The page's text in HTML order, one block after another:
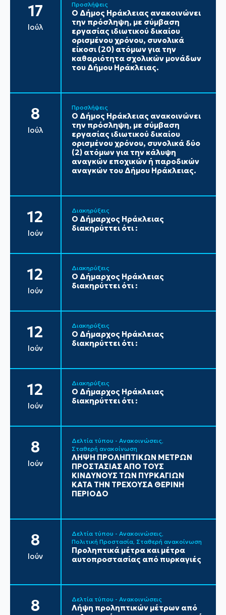
17
Ιούλ
Προσλήψεις
Ο Δήμος Ηράκλειας ανακοινώνει
την πρόσληψη, με σύμβαση
εργασίας ιδιωτικού δικαίου
ορισμένου χρόνου, συνολικά
είκοσι (20) ατόμων για την
καθαριότητα σχολικών μονάδων
του Δήμου Ηράκλειας.
8
Ιούλ
Προσλήψεις
Ο Δήμος Ηράκλειας ανακοινώνει
την πρόσληψη, με σύμβαση
εργασίας ιδιωτικού δικαίου
ορισμένου χρόνου, συνολικά δύο
(2) ατόμων για την κάλυψη
αναγκών εποχικών ή παροδικών
αναγκών του Δήμου Ηράκλειας.
12
Ιούν
Διακηρύξεις
Ο Δήμαρχος Ηράκλειας
διακηρύττει ότι :
12
Ιούν
Διακηρύξεις
Ο Δήμαρχος Ηράκλειας
διακηρύττει ότι :
12
Ιούν
Διακηρύξεις
Ο Δήμαρχος Ηράκλειας
διακηρύττει ότι :
12
Ιούν
Διακηρύξεις
Ο Δήμαρχος Ηράκλειας
διακηρύττει ότι :
8
Ιούν
Δελτία τύπου - Ανακοινώσεις
Σταθερή ανακοίνωση
ΛΗΨΗ ΠΡΟΛΗΠΤΙΚΩΝ ΜΕΤΡΩΝ
ΠΡΟΣΤΑΣΙΑΣ ΑΠΟ ΤΟΥΣ
ΚΙΝΔΥΝΟΥΣ ΤΩΝ ΠΥΡΚΑΓΙΩΝ
ΚΑΤΑ ΤΗΝ ΤΡΕΧΟΥΣΑ ΘΕΡΙΝΗ
ΠΕΡΙΟΔΟ
8
Ιούν
Δελτία τύπου - Ανακοινώσεις
Πολιτική Προστασία Σταθερή ανακοίνωση
Προληπτικά μέτρα και μέτρα
αυτοπροστασίας από πυρκαγιές
8 Δελτία τύπου - Ανακοινώσεις
Λήψη προληπτικών μέτρων από